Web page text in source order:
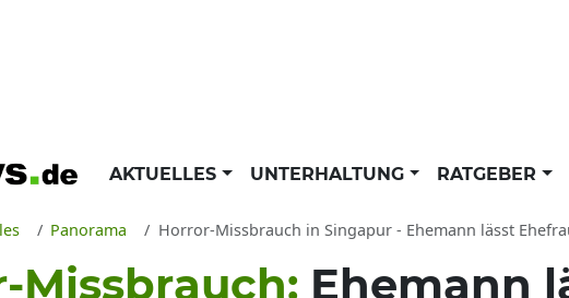
AKTUELLES UNTERHALTUNG RATGEBER
Panorama Horror-Missbrauch in Singapur - Ehemann lässt Ehefrau
Missbrauch: Ehemann